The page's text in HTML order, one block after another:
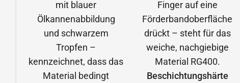
Beschichtungshärte